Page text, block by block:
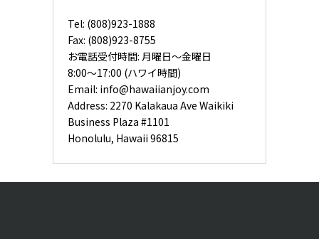
Tel: (808)923-1888
Fax: (808)923-8755
お電話受付時間: 月曜日〜金曜日
8:00〜17:00 (ハワイ時間)
Email: info@hawaiianjoy.com
Address: 2270 Kalakaua Ave Waikiki
Business Plaza #1101
Honolulu, Hawaii 96815